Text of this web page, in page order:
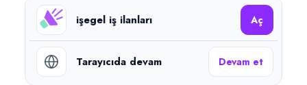
©2026işegel.net. Tüm hakları saklıdır.
işegel iş ilanları Aç
Tarayıcıda devam Devam et